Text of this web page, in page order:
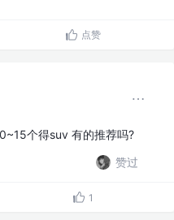
点赞
个得suv 有的推荐吗?
赞过
1